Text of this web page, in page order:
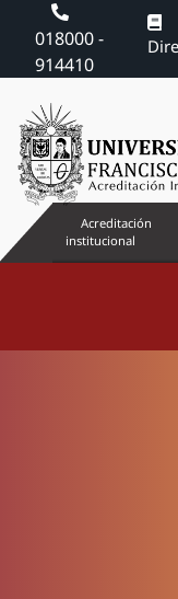
018000 -
914410
Acreditación
institucional